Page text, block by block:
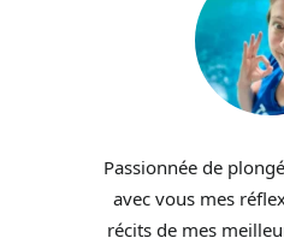
Passionnée de
avec vous mes
récits de mes